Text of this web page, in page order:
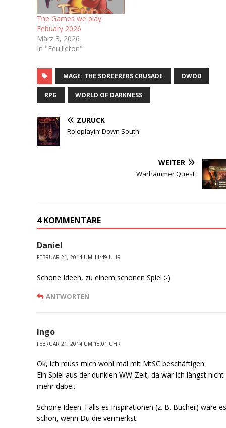
The Games we play:
Febuary 2026
März 3, 2026
In "Feuilleton"
MAGE: THE SORCERERS CRUSADE OWOD
RPG WORLD OF DARKNESS
ZURÜCK
Roleplayin‘ Down South
WEITER
Warhammer Quest
4 KOMMENTARE
Daniel
FEBRUAR 21, 2014 UM 11:49 UHR
Schöne Ideen, zu einem schönen Spiel :-)
ANTWORTEN
Ingo
FEBRUAR 21, 2014 UM 18:01 UHR
Ok, ich muss mich wohl mal mit MtSC beschäftigen.
Ein Spiel aus der dunklen WW-Zeit, da war ich längst nicht
mehr dabei.
Schöne Ideen. Falls es Inspirationen (z. B. Bücher) wäre
schön, wenn Du die vermerkst.